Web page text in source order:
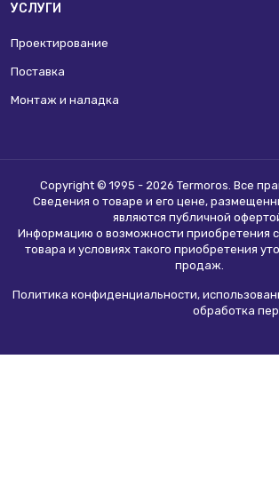
УСЛУГИ
Проектирование
Поставка
Монтаж и наладка
Copyright © 1995 - 2026 Termoros. Все
Сведения о товаре и его цене,
являются публичной
Информацию о возможности приобретения
товара и условиях такого приобретения
продаж.
Политика конфиденциальности,
обработка